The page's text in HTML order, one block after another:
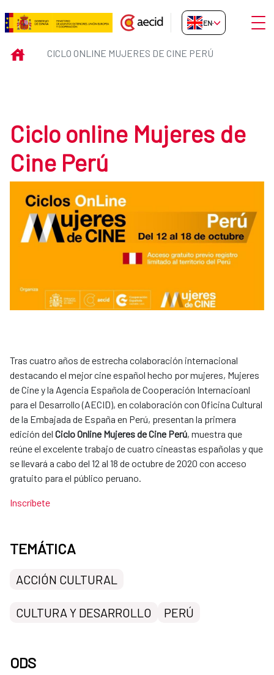
Skip to Main Content
Ciclo online Mujeres de Cine
EN-GB
INICIOCICLO ONLINE MUJERES DE CINE PERÚ
Ciclo online Mujeres de
Cine Perú
Tras cuatro años de estrecha colaboración internacional
destacando el mejor cine español hecho por mujeres, Mujeres
de Cine y la Agencia Española de Cooperación Internacioanl
para el Desarrollo (AECID), en colaboración con Oficina Cultural
de la Embajada de España en Perú, presentan la primera
edición del Ciclo Online Mujeres de Cine Perú, muestra que
reúne el excelente trabajo de cuatro cineastas españolas y que
se llevará a cabo del 12 al 18 de octubre de 2020 con acceso
gratuito para el público peruano.​
Inscríbete​
TEMÁTICA
ACCIÓN CULTURAL
CULTURA Y DESARROLLO PERÚ
ODS